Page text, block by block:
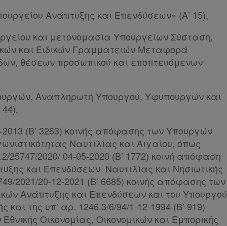
Ανάπτυξης και Επενδύσεων» (Α’ 15),
και μετονομασία Υπουργείων Σύσταση,
και Ειδικών Γραμματειών Μεταφορά
θέσεων προσωπικού και εποπτευόμενων
Αναπληρωτή Υπουργού, Υφυπουργών και
2013 (Β’ 3263) κοινής απόφασης των Υπουργών
Ναυτιλίας και Αιγαίου, όπως
25747/2020/ 04-05-2020 (Β’ 1772) κοινή απόφαση
και Επενδύσεων Ναυτιλίας και Νησιωτικής
2021/20-12-2021 (Β’ 6685) κοινής απόφασης των
Ανάπτυξης και Επενδύσεων και του Υπουργού
και της υπ’ αρ. 1246.3/6/94/1-12-1994 (Β’ 919)
Οικονομίας, Οικονομικών και Εμπορικής